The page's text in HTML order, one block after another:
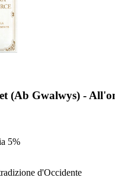
(Ab Gwalwys) -
5%
d'Occidente